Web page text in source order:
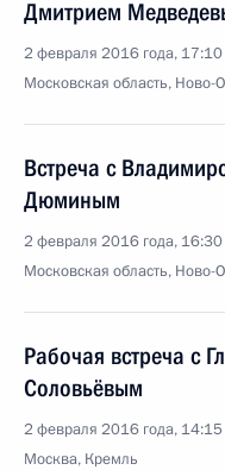
Дмитрием
2 февраля 2016 года, 17:10
Московская область, Ново-
Встреча с
Дюминым
2 февраля 2016 года, 16:30
Московская область, Ново-
Рабочая встреча с
Соловьёвым
2 февраля 2016 года, 14:15
Москва, Кремль